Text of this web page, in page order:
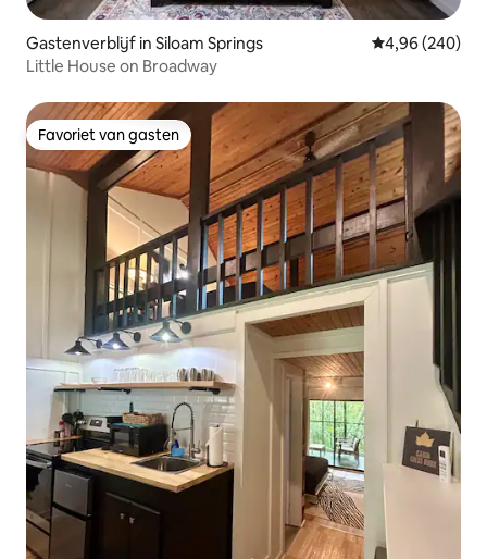
Gastenverblijf in Siloam Springs Gemiddelde
4,96 (240)
Little House on Broadway
Favoriet van gasten
Favoriet van gasten